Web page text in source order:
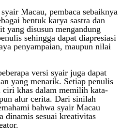
Macau, pembaca sebaiknya
bentuk karya sastra dan
yang disusun mengandung
sehingga dapat diapresiasi
penyampaian, maupun nilai
versi syair juga dapat
yang menarik. Setiap penulis
khas dalam memilih kata-
alur cerita. Dari sinilah
bahwa syair Macau
dinamis sesuai kreativitas